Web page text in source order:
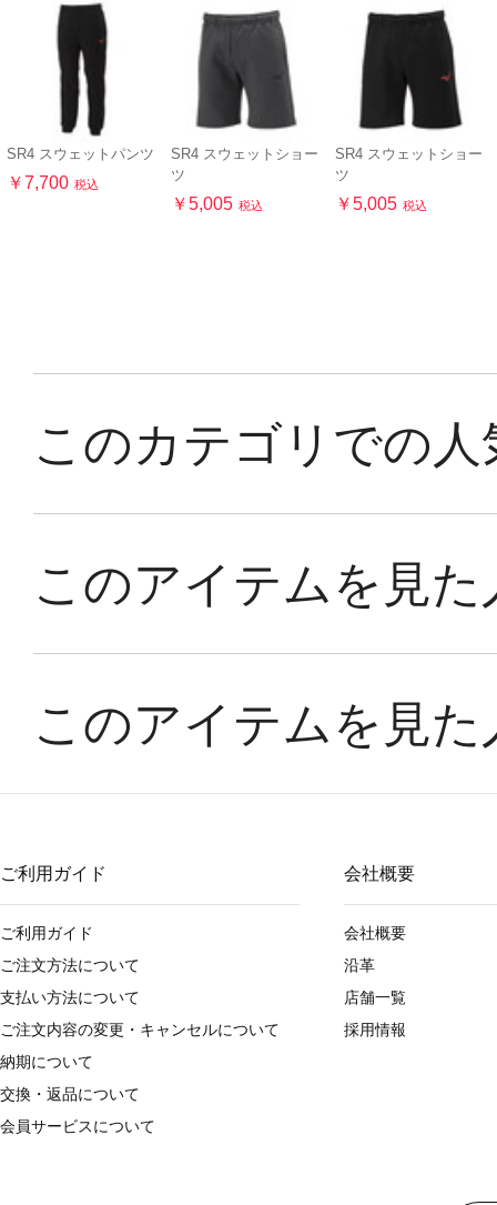
SR4 スウェットパンツ
￥7,700 税込
SR4 スウェットショー
ツ
￥5,005 税込
SR4 スウェットショー
ツ
￥5,005 税込
ご利用ガイド
ご利用ガイド
ご注文方法について
支払い方法について
ご注文内容の変更・キャンセルについて
納期について
交換・返品について
会員サービスについて
会社概要
会社概要
沿革
店舗一覧
採用情報